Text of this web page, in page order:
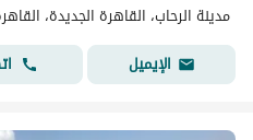
مدينة الرحاب، القاهرة الجديدة،
الإيميل